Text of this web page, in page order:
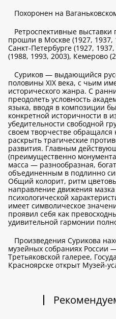
Похоронен на
Ретроспективные
прошли в Москве (1927, 1937,
Санкт-Петербурге (1927,
(1988, 1993, 2003), Кемерово
Суриков — выдающийся
половины XIX века, с чьим
исторического жанра. С
преодолеть условность
языка, вводя в композиции
конкретной историчности в
убедительности свободной
своем творчестве
раскрыть трагические
развития. Главным
(преимущественно
масса — разнообразная,
объединенным в подлинно
Общий колорит, ритм
направление движения
психологической
имеет символическое
проявил себя как
удивительной гармонии
Произведения Сурикова
музейных собраниях России
Третьяковской галерее,
Красноярске открыт Музей-